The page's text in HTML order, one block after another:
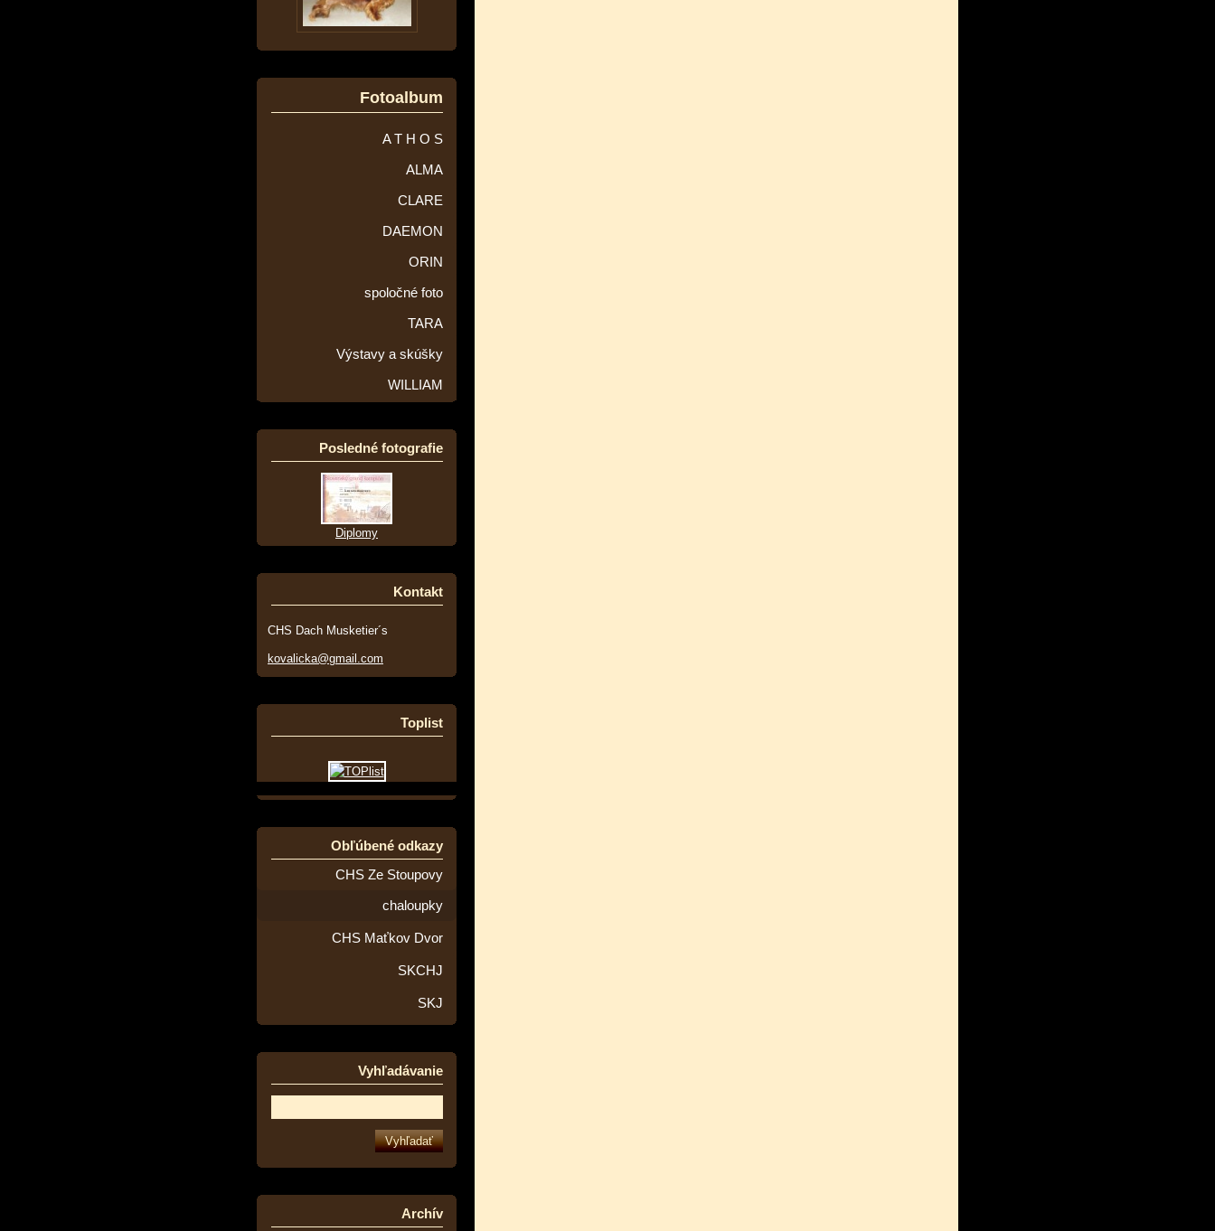
Fotoalbum
A T H O S
ALMA
CLARE
DAEMON
ORIN
spoločné foto
TARA
Výstavy a skúšky
WILLIAM
Posledné fotografie
Diplomy
Kontakt
CHS Dach Musketier´s
kovalicka@gmail.com
Toplist
Obľúbené odkazy
CHS Ze Stoupovy
chaloupky
CHS Maťkov Dvor
SKCHJ
SKJ
Vyhľadávanie
Archív